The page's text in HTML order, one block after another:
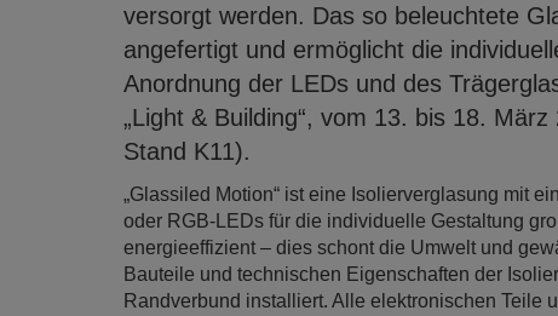
versorgt werden. Das so beleuchtete
angefertigt und ermöglicht die
Anordnung der LEDs und des
„Light & Building“, vom 13. bis 18.
Stand K11).
„Glassiled Motion“ ist eine Isolierverglasung mit
oder RGB-LEDs für die individuelle Gestaltung
energieeffizient – dies schont die Umwelt und
Bauteile und technischen Eigenschaften der
Randverbund installiert. Alle elektronischen Teile